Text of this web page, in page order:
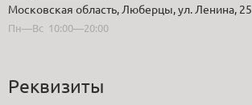
Московская область, Люберцы, ул. Ленина, 25
Пн—Вс 10:00—20:00
Реквизиты